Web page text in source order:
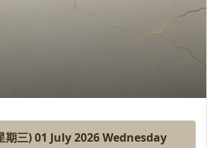
期三) 01 July 2026 Wednesday